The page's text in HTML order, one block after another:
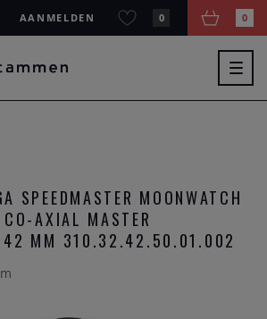
AANMELDEN 0 0
SPEEDMASTER MOONWATCH
AXIAL MASTER
42 MM 310.32.42.50.01.002